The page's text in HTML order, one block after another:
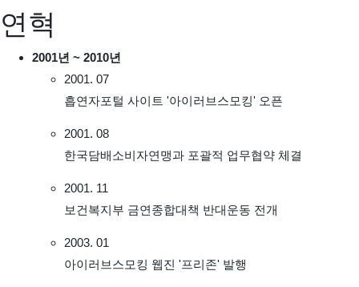
연혁
2001년 ~ 2010년
2001. 07
흡연자포털 사이트 '아이러브스모킹' 오픈
2001. 08
한국담배소비자연맹과 포괄적 업무협약 체결
2001. 11
보건복지부 금연종합대책 반대운동 전개
2003. 01
아이러브스모킹 웹진 '프리존' 발행